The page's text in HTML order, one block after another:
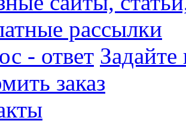
рассылки
- ответ
заказ